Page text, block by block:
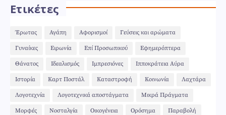
Ετικέτες
Έρωτας Αγάπη Αφορισμοί Γεύσεις και αρώματα
Γυναίκες Ειρωνία Επί Προσωπικού Εφημερόπτερα
Θάνατος Ιδεαλισμός Ιμπρεσιόνες Ιπποκράτεια Αύρα
Ιστορία Καρτ Ποστάλ Καταστροφή Κοινωνία Λαχτάρα
Λογοτεχνία Λογοτεχνικά αποστάγματα Μικρά Πράγματα
Μορφές Νοσταλγία Οικογένεια Ορόσημα Παραβολή